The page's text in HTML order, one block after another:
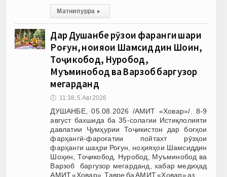
Матни пурра ▸
Дар Душанбе рӯзҳои фарҳанги шаҳри
Роғун, ноҳияҳои Шамсиддин Шоҳин,
Тоҷикобод, Нуробод,
Муъминобод ва Варзоб баргузор
мегарданд
🕔 11:38, 5.Авг 2026
ДУШАНБЕ, 05.08.2026 /АМИТ «Ховар»/. 8-9
август бахшида ба 35-солагии Истиқлолияти
давлатии Ҷумҳурии Тоҷикистон дар боғҳои
фарҳангӣ-фароғатии пойтахт рӯзҳои
фарҳанги шаҳри Роғун, ноҳияҳои Шамсиддин
Шоҳин, Тоҷикобод, Нуробод, Муъминобод ва
Варзоб баргузор мегарданд, хабар медиҳад
АМИТ «Ховар». Тавре ба АМИТ «Ховар» аз